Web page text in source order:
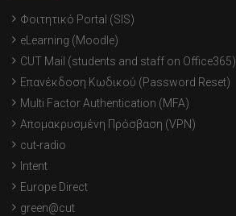
Φοιτητικό Portal (SIS)
eLearning (Moodle)
CUT Mail (students and staff on Office365)
Επανέκδοση Κωδικού (Password Reset)
Multi Factor Authentication (MFA)
Απομακρυσμένη Πρόσβαση (VPN)
cut-radio
Intent
Europe Direct
green@cut